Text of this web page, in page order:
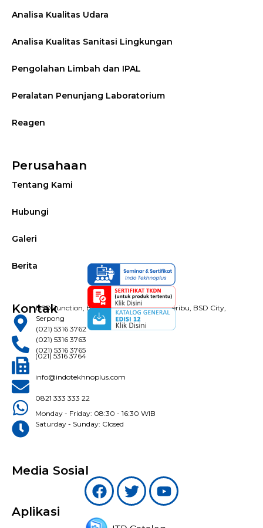
Analisa Kualitas Udara
Analisa Kualitas Sanitasi Lingkungan
Pengolahan Limbah dan IPAL
Peralatan Penunjang Laboratorium
Reagen
Perusahaan
Tentang Kami
Hubungi
Galeri
Berita
KontakBSD Junction, Blok B-28 Jl. Pahlawan Seribu, BSD City,
Serpong
(021) 5316 3762
(021) 5316 3763
(021) 5316 3765
(021) 5316 3764
info@indotekhnoplus.com
0821 333 333 22
Monday - Friday: 08:30 - 16:30 WIB
Saturday - Sunday: Closed
Media Sosial
Aplikasi